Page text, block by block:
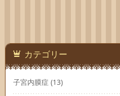
カテゴリー
子宮内膜症 (13)